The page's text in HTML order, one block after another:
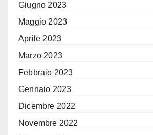
Giugno 2023
Maggio 2023
Aprile 2023
Marzo 2023
Febbraio 2023
Gennaio 2023
Dicembre 2022
Novembre 2022